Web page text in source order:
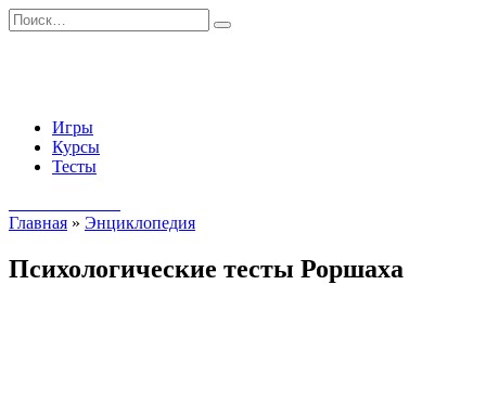
Перейти
к
Search
for:
Игры
Курсы
Тесты
Главная » Энциклопедия
Психологические тесты Роршаха